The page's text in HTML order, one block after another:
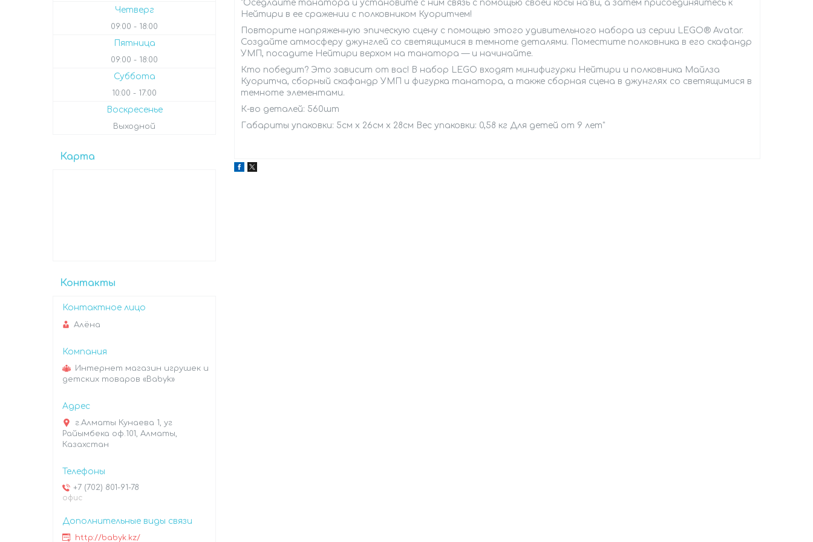
"Оседлайте танатора и установите с ним связь с помощью своей косы на'ви, а затем присоединяйтесь к
Нейтири в ее сражении с полковником Куоритчем!
Повторите напряженную эпическую сцену с помощью этого удивительного набора из серии LEGO® Avatar.
Создайте атмосферу джунглей со светящимися в темноте деталями. Поместите полковника в его скафандр
УМП, посадите Нейтири верхом на танатора — и начинайте.
Кто победит? Это зависит от вас! В набор LEGO входят минифигурки Нейтири и полковника Майлза
Куоритча, сборный скафандр УМП и фигурка танатора, а также сборная сцена в джунглях со светящимися в
темноте элементами.
К-во деталей: 560шт
Габариты упаковки: 5см x 26см x 28см Вес упаковки: 0,58 кг Для детей от 9 лет"
Четверг
09:00 18:00
Пятница
09:00 18:00
Суббота
10:00 17:00
Воскресенье
Выходной
Карта
Контакты
Алёна
Интернет магазин игрушек и
детских товаров «Babyk»
г.Алматы Кунаева 1, уг
Райымбека оф.101, Алматы,
Казахстан
+7 (702) 801-91-78
офис
http://babyk.kz/